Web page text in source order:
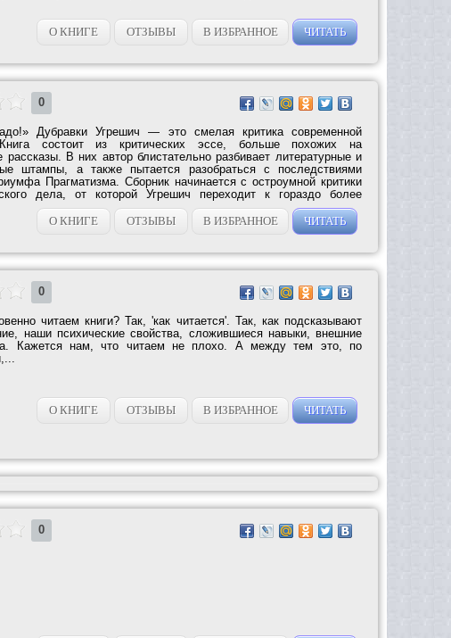
О КНИГЕ
ОТЗЫВЫ В ИЗБРАННОЕ ЧИТАТЬ
0
Дубравки Угрешич — это смелая критика современной
состоит из критических эссе, больше похожих на
рассказы. В них автор блистательно разбивает литературные и
штампы, а также пытается разобраться с последствиями
Прагматизма. Сборник начинается с остроумной критики
дела, от которой Угрешич переходит к гораздо более
О КНИГЕ
ОТЗЫВЫ В ИЗБРАННОЕ ЧИТАТЬ
0
читаем книги? Так, 'как читается'. Так, как подсказывают
наши психические свойства, сложившиеся навыки, внешние
Кажется нам, что читаем не плохо. А между тем это, по
О КНИГЕ ОТЗЫВЫ В ИЗБРАННОЕ ЧИТАТЬ
0